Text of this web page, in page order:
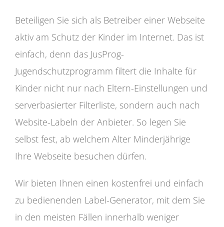
Beteiligen Sie sich als Betreiber einer Webseite
aktiv am Schutz der Kinder im Internet. Das ist
einfach, denn das JusProg-
Jugendschutzprogramm filtert die Inhalte für
Kinder nicht nur nach Eltern-Einstellungen und
serverbasierter Filterliste, sondern auch nach
Website-Labeln der Anbieter. So legen Sie
selbst fest, ab welchem Alter Minderjährige
Ihre Webseite besuchen dürfen.
Wir bieten Ihnen einen kostenfrei und einfach
zu bedienenden Label-Generator, mit dem Sie
in den meisten Fällen innerhalb weniger